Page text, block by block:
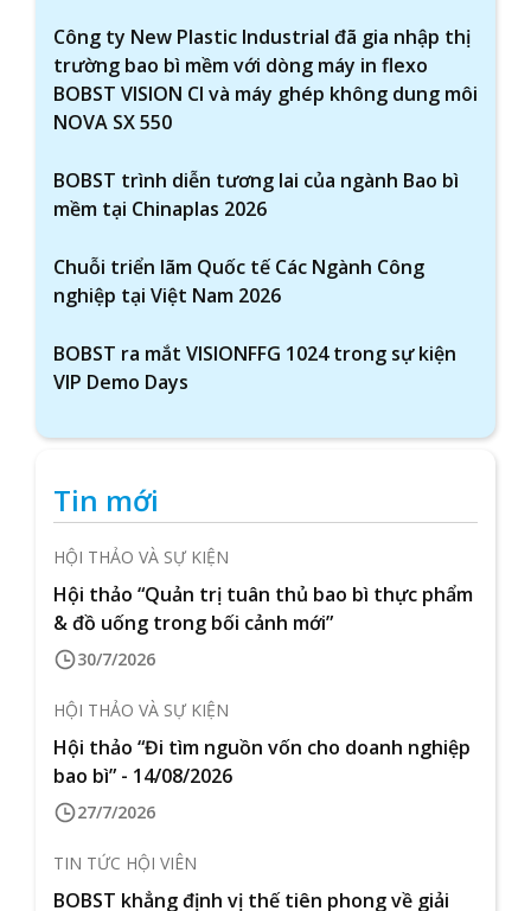
Công ty New Plastic Industrial đã gia nhập thị
trường bao bì mềm với dòng máy in flexo
BOBST VISION CI và máy ghép không dung môi
NOVA SX 550
BOBST trình diễn tương lai của ngành Bao bì
mềm tại Chinaplas 2026
Chuỗi triển lãm Quốc tế Các Ngành Công
nghiệp tại Việt Nam 2026
BOBST ra mắt VISIONFFG 1024 trong sự kiện
VIP Demo Days
Tin mới
HỘI THẢO VÀ SỰ KIỆN
Hội thảo “Quản trị tuân thủ bao bì thực phẩm
& đồ uống trong bối cảnh mới”
30/7/2026
HỘI THẢO VÀ SỰ KIỆN
Hội thảo “Đi tìm nguồn vốn cho doanh nghiệp
bao bì” - 14/08/2026
27/7/2026
TIN TỨC HỘI VIÊN
BOBST khẳng định vị thế tiên phong về giải